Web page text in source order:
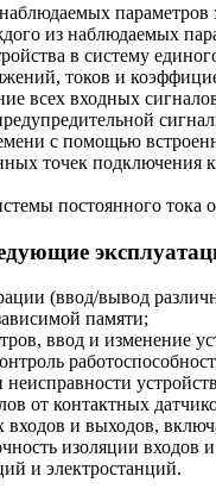
параметров
из наблюдаемых
в систему
токов и
всех входных
с помощью
точек подключения
постоянного тока
(ввод/вывод
памяти;
ввод и изменение
от контактных
входов и выходов,
изоляции
и электростанций.